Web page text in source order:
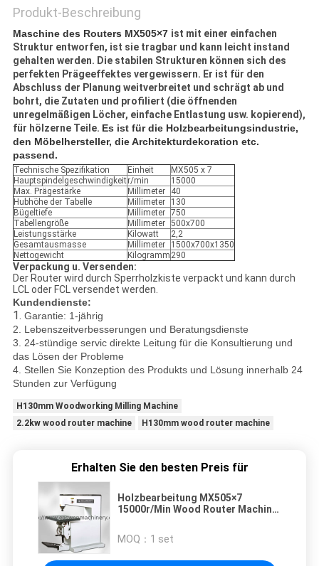
Produkt-Beschreibung
Maschine des Routers MX505×7 ist mit einer einfachen
Struktur entworfen, ist sie tragbar und kann leicht instand
gehalten werden. Die stabilen Strukturen können sich des
perfekten Prägeeffektes vergewissern. Er ist für den
Abschluss der Planung weitverbreitet und schrägt ab und
bohrt, die Zutaten und profiliert (die öffnenden
unregelmäßigen Löcher, einfache Entlastung usw. kopierend),
für hölzerne Teile. Es ist für die Holzbearbeitungsindustrie,
den Möbelhersteller, die Architekturdekoration etc.
passend.
Technische Spezifikation Einheit
MX505 x 7
Hauptspindelgeschwindigkeitr/min
15000
Max. Prägestärke
Millimeter
40
Hubhöhe der Tabelle
Millimeter
130
Bügeltiefe
Millimeter 750
Tabellengröße
Millimeter 500x700
Leistungsstärke
Kilowatt
2,2
Gesamtausmasse
Millimeter
1500x700x1350
Nettogewicht
Kilogramm 290
Verpackung u. Versenden:
Der Router wird durch Sperrholzkiste verpackt und kann durch
LCL oder FCL versendet werden.
Kundendienste:
1. Garantie: 1-jährig
2. Lebenszeitverbesserungen und Beratungsdienste
3. 24-stündige servic direkte Leitung für die Konsultierung und
das Lösen der Probleme
4. Stellen Sie Konzeption des Produkts und Lösung innerhalb 24
Stunden zur Verfügung
H130mm Woodworking Milling Machine
2.2kw wood router machine
H130mm wood router machine
Erhalten Sie den besten Preis für
Holzbearbeitung MX505×7
15000r/Min Wood Router Machine
MOQ： 1 set